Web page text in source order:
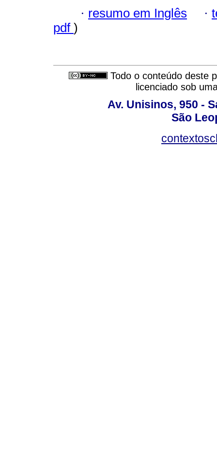
· resumo em Inglês ·
pdf )
Todo o conteúdo deste
licenciado sob
Av. Unisinos, 950 -
São